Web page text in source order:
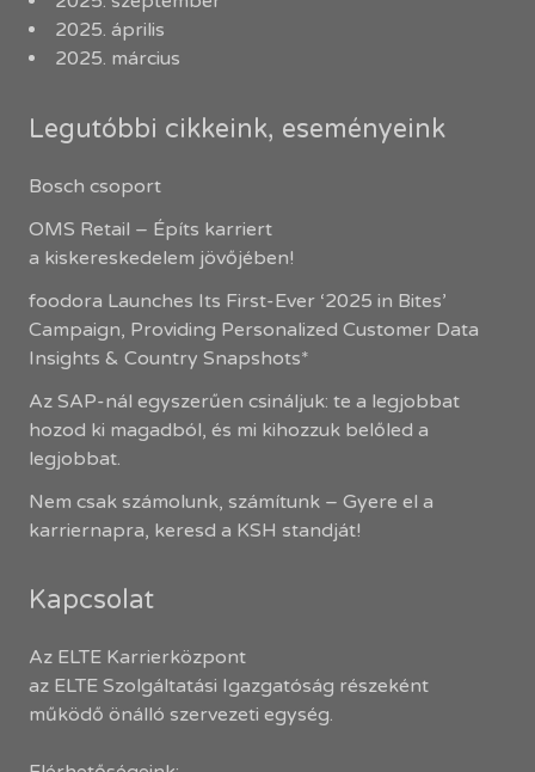
2025. április
2025. március
Legutóbbi cikkeink, eseményeink
Bosch csoport
OMS Retail – Építs karriert
a kiskereskedelem jövőjében!
foodora Launches Its First-Ever ‘2025 in Bites’
Campaign, Providing Personalized Customer Data
Insights & Country Snapshots*
Az SAP-nál egyszerűen csináljuk: te a legjobbat
hozod ki magadból, és mi kihozzuk belőled a
legjobbat.
Nem csak számolunk, számítunk – Gyere el a
karriernapra, keresd a KSH standját!
Kapcsolat
Az ELTE Karrierközpont
az ELTE Szolgáltatási Igazgatóság részeként
működő önálló szervezeti egység.